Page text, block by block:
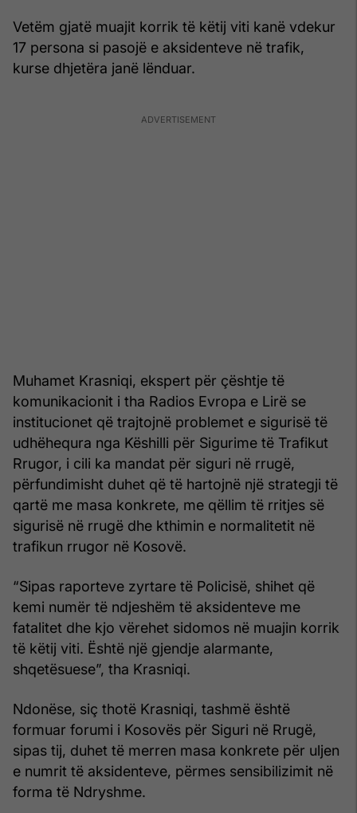
Vetëm gjatë muajit korrik të këtij viti kanë vdekur
17 persona si pasojë e aksidenteve në trafik,
kurse dhjetëra janë lënduar.
Muhamet Krasniqi, ekspert për çështje të
komunikacionit i tha Radios Evropa e Lirë se
institucionet që trajtojnë problemet e sigurisë të
udhëhequra nga Këshilli për Sigurime të Trafikut
Rrugor, i cili ka mandat për siguri në rrugë,
përfundimisht duhet që të hartojnë një strategji të
qartë me masa konkrete, me qëllim të rritjes së
sigurisë në rrugë dhe kthimin e normalitetit në
trafikun rrugor në Kosovë.
“Sipas raporteve zyrtare të Policisë, shihet që
kemi numër të ndjeshëm të aksidenteve me
fatalitet dhe kjo vërehet sidomos në muajin korrik
të këtij viti. Është një gjendje alarmante,
shqetësuese”, tha Krasniqi.
Ndonëse, siç thotë Krasniqi, tashmë është
formuar forumi i Kosovës për Siguri në Rrugë,
sipas tij, duhet të merren masa konkrete për uljen
e numrit të aksidenteve, përmes sensibilizimit në
forma të Ndryshme.